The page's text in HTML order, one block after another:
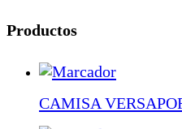
Productos
CAMISA